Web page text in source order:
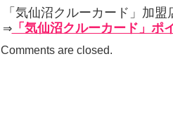
「気仙沼クルーカード」加
⇒「気仙沼クルーカード」ポ
Comments are closed.